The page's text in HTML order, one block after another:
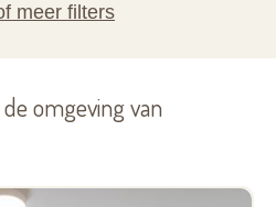
meer filters
omgeving van